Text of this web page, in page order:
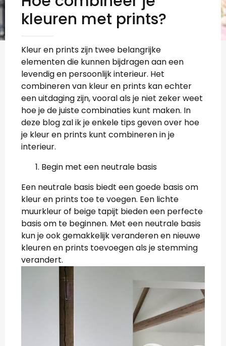
kleuren met prints?
Kleur en prints zijn twee belangrijke
elementen die kunnen bijdragen aan een
levendig en persoonlijk interieur. Het
combineren van kleur en prints kan echter
een uitdaging zijn, vooral als je niet zeker weet
hoe je de juiste combinaties kunt maken. In
deze blog zal ik je enkele tips geven over hoe
je kleur en prints kunt combineren in je
interieur.
Begin met een neutrale basis
Een neutrale basis biedt een goede basis om
kleur en prints toe te voegen. Een lichte
muurkleur of beige tapijt bieden een perfecte
basis om te beginnen. Met een neutrale basis
kun je ook gemakkelijk veranderen en nieuwe
kleuren en prints toevoegen als je stemming
verandert.